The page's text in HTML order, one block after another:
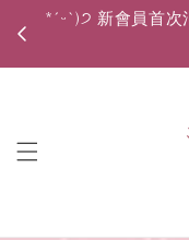
*ˊᵕˋ)੭ 新會員首